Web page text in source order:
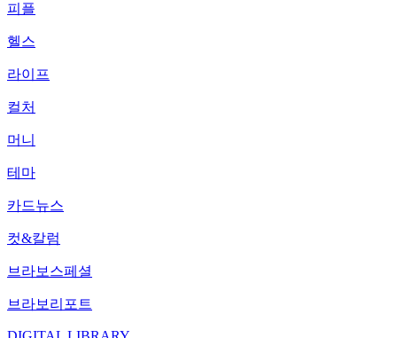
피플
헬스
라이프
컬처
머니
테마
카드뉴스
컷&칼럼
브라보스페셜
브라보리포트